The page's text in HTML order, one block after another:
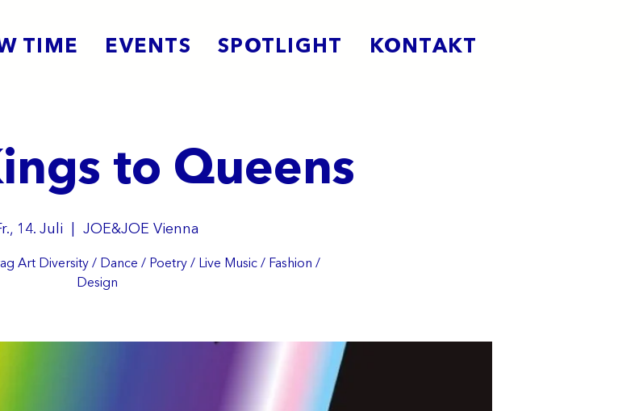
TIME EVENTS SPOTLIGHT KONTAKT
to Queens
14. Juli JOE&JOE Vienna
Art Diversity / Dance / Poetry / Live Music / Fashion /
Design